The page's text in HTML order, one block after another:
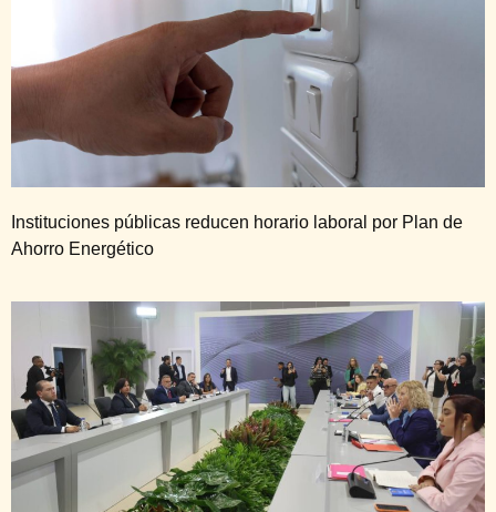
Instituciones públicas reducen horario laboral por Plan de
Ahorro Energético